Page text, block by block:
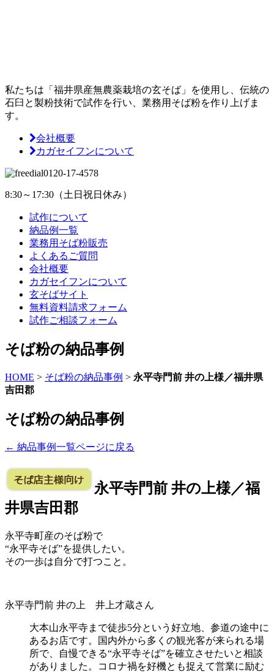
私たちは「福井県産無農薬栽培の玄そば」を使用し、伝統の
石臼と製粉技術で試作を行い、 業務用そば粉を作り上げま
す。
会社概要
カガセイフンについて
0120-17-4578
8:30～17:30（土日祝日休み）
試作について
納品例一覧
業務用そば粉販売
よくあるご質問
会社概要
カガセイフンについて
玄そばサイト
無料資料請求フォーム
試作ご相談フォーム
そば粉の納品事例
HOME > そば粉の納品事例 > 永平寺門前 井の上様／福井県
吉田郡
そば粉の納品事例
← 納品事例一覧ページに戻る
永平寺門前 井の上様／福
井県吉田郡
永平寺町産のそば粉で
“永平寺そば”を提供したい。
その一歩は自分で打つこと。
永平寺門前 井の上 井上才蔵さん
大本山永平寺まで徒歩5分という好立地、参道の途中に
あるお店です。国内外から多くの観光客が来られる場
所で、自慢できる“永平寺そば”を確立させたいと相談
がありました。コロナ禍を好機とも捉えて営業に励む